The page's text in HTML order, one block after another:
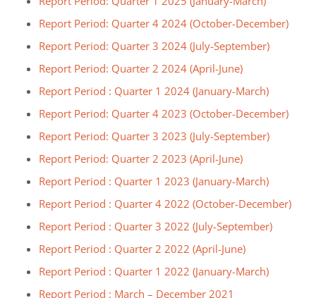
Report Period: Quarter 4 2024 (October-December)
Report Period: Quarter 3 2024 (July-September)
Report Period: Quarter 2 2024 (April-June)
Report Period : Quarter 1 2024 (January-March)
Report Period: Quarter 4 2023 (October-December)
Report Period: Quarter 3 2023 (July-September)
Report Period: Quarter 2 2023 (April-June)
Report Period : Quarter 1 2023 (January-March)
Report Period : Quarter 4 2022 (October-December)
Report Period : Quarter 3 2022 (July-September)
Report Period : Quarter 2 2022 (April-June)
Report Period : Quarter 1 2022 (January-March)
Report Period : March – December 2021